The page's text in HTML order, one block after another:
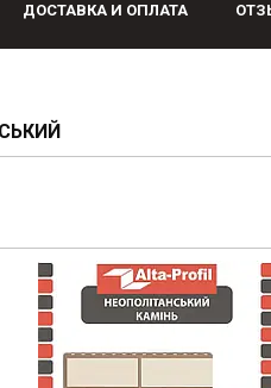
ДОСТАВКА И ОПЛАТА